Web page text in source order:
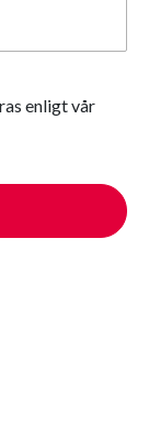
enligt vår